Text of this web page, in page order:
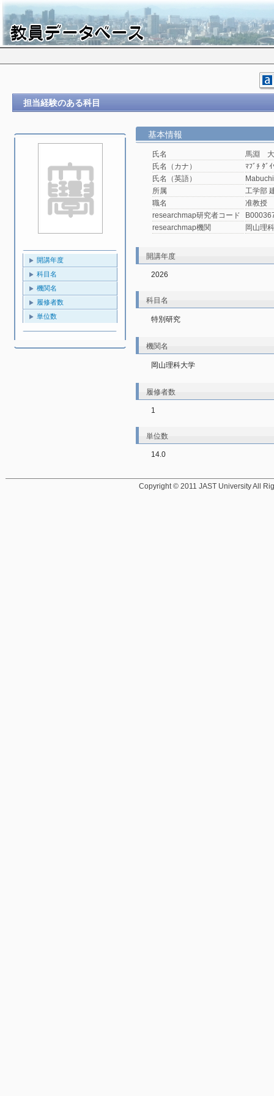
担当経験のある科目
開講年度
科目名
機関名
履修者数
単位数
基本情報
氏名
馬淵
氏名（カナ）
ﾏﾌﾞﾁ ﾀﾞｲ
氏名（英語）
所属
工学部
職名
准教授
researchmap研究者コード
researchmap機関
岡山理
開講年度
2026
科目名
特別研究
機関名
岡山理科大学
履修者数
1
単位数
14.0